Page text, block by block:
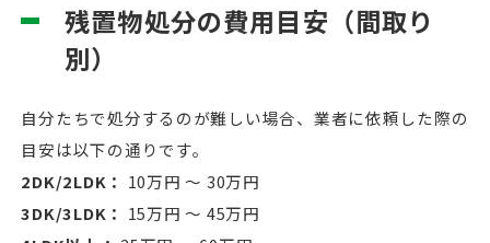
残置物処分の費用目安（間取り
別）
自分たちで処分するのが難しい場合、業者に依頼した際の
目安は以下の通りです。
2DK/2LDK： 10万円 〜 30万円
3DK/3LDK： 15万円 〜 45万円